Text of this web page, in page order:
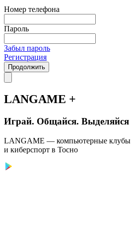
Номер телефона
Пароль
Забыл пароль
Регистрация
Продолжить
LANGAME +
Играй. Общайся. Выделяйся
LANGAME — компьютерные клубы
и киберспорт в Тосно